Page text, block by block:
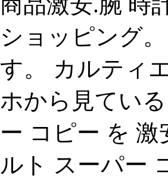
ショッピング
す。 カルティ
ホから見てい
ー コピー を
ルト スーパー